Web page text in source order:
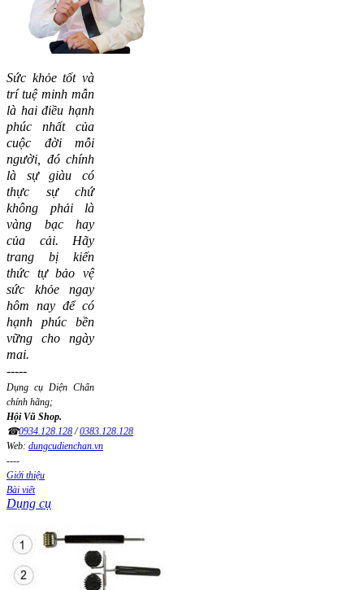
Sức khỏe tốt và
trí tuệ minh mẫn
là hai điều hạnh
phúc nhất của
cuộc đời mỗi
người, đó chính
là sự giàu có
thực sự chứ
không phải là
vàng bạc hay
của cải. Hãy
trang bị kiến
thức tự bảo vệ
sức khỏe ngay
hôm nay để có
hạnh phúc bền
vững cho ngày
mai.
-----
Dụng cụ Diện Chẩn
chính hãng;
Hội Vũ Shop.
☎0934.128.128 /0383.128.128
Web: dungcudienchan.vn
----
Giới thiệu
Bài viết
Dụng cụ